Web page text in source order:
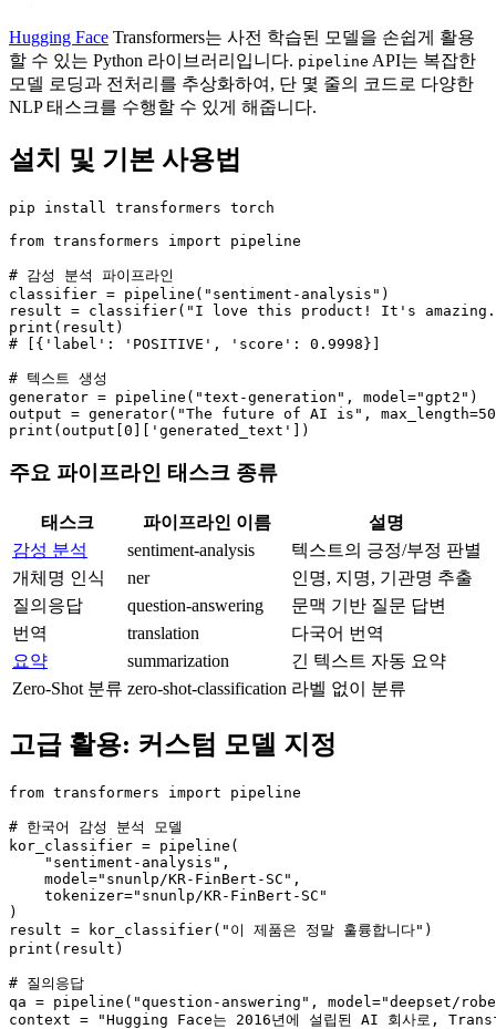
Hugging Face Transformers는 사전 학습된 모델을 손쉽게 활용
할 수 있는 Python 라이브러리입니다. pipeline API는 복잡한
모델 로딩과 전처리를 추상화하여, 단 몇 줄의 코드로 다양한
NLP 태스크를 수행할 수 있게 해줍니다.
설치 및 기본 사용법
pip install transformers torch
from transformers import pipeline
# 감성 분석 파이프라인
classifier = pipeline("sentiment-analysis")
result = classifier("I love this product! It's
print(result)
# [{'label': 'POSITIVE', 'score': 0.9998}]
# 텍스트 생성
generator = pipeline("text-generation", model="gpt2")
output = generator("The future of AI is", max_length=50,
print(output[0]['generated_text'])
주요 파이프라인 태스크 종류
태스크 파이프라인 이름
설명
감성 분석
sentiment-analysis
텍스트의 긍정/부정 판별
개체명 인식
ner
인명, 지명, 기관명 추출
질의응답
question-answering
문맥 기반 질문 답변
번역
translation
다국어 번역
요약
summarization
긴 텍스트 자동 요약
Zero-Shot 분류 zero-shot-classification 라벨 없이 분류
고급 활용: 커스텀 모델 지정
from transformers import pipeline
# 한국어 감성 분석 모델
kor_classifier = pipeline(
    "sentiment-analysis",
    model="snunlp/KR-FinBert-SC",
    tokenizer="snunlp/KR-FinBert-SC"
)
result = kor_classifier("이 제품은 정말 훌륭합니다")
print(result)
# 질의응답
qa = pipeline("question-answering", model="deepset/
context = "Hugging Face는 2016년에 설립된 AI 회사로,